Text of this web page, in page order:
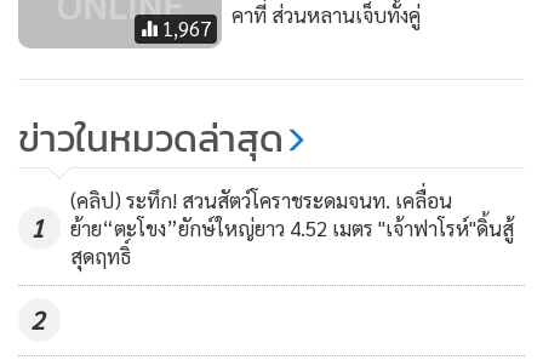
1,967
คาที่ ส่วนหลานเจ็บทั้งคู่
ข่าวในหมวดล่าสุด
1
(คลิป) ระทึก! สวนสัตว์โคราชระดมจนท. เคลื่อน
ย้าย“ตะโขง”ยักษ์ใหญ่ยาว 4.52 เมตร "เจ้าฟาโรห์"ดิ้นสู้
สุดฤทธิ์
2